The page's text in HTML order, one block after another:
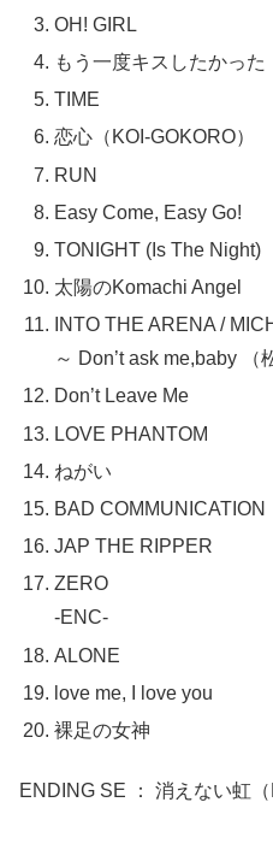
OH! GIRL
もう一度キスしたかった
TIME
恋心（KOI-GOKORO）
RUN
Easy Come, Easy Go!
TONIGHT (Is The Night)
太陽のKomachi Angel
INTO THE ARENA /
～ Don’t ask me,baby （
Don’t Leave Me
LOVE PHANTOM
ねがい
BAD COMMUNICATION
JAP THE RIPPER
ZERO
-ENC-
ALONE
love me, I love you
裸足の女神
ENDING SE ： 消えない虹（